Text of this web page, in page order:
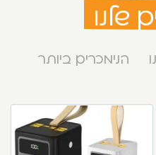
שלנו
הנימכרים ביותר